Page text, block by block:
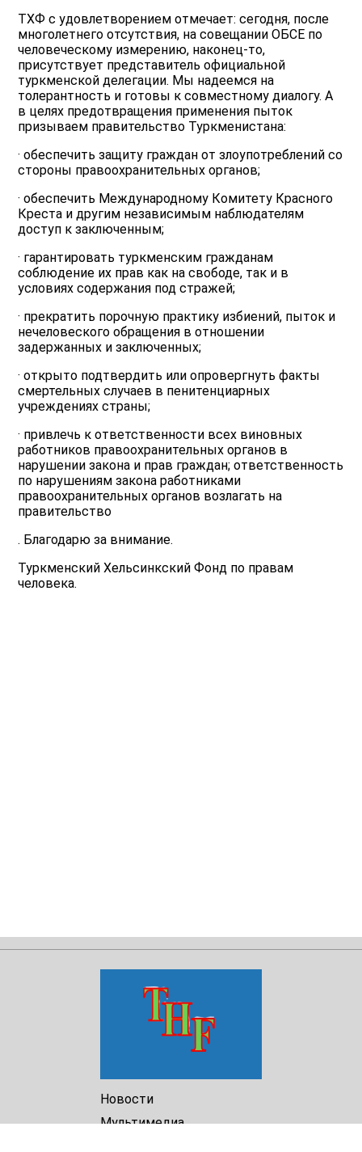
ТХФ с удовлетворением отмечает: сегодня, после
многолетнего отсутствия, на совещании ОБСЕ по
человеческому измерению, наконец-то,
присутствует представитель официальной
туркменской делегации. Мы надеемся на
толерантность и готовы к совместному диалогу. А
в целях предотвращения применения пыток
призываем правительство Туркменистана:
· обеспечить защиту граждан от злоупотреблений со
стороны правоохранительных органов;
· oбеспечить Международному Комитету Красного
Креста и другим независимым наблюдателям
доступ к заключенным;
· гарантировать туркменским гражданам
соблюдение их прав как на свободе, так и в
условиях содержания под стражей;
· прекратить порочную практику избиений, пыток и
нечеловеского обращения в отношении
задержанных и заключенных;
· открыто подтвердить или опровергнуть факты
смертельных случаев в пенитенциарных
учреждениях страны;
· привлечь к ответственности всех виновных
работников правоохранительных органов в
нарушении закона и прав граждан; ответственность
по нарушениям закона работниками
правоохранительных органов возлагать на
правительство
. Благодарю за внимание.
Туркменский Хельсинкский Фонд по правам
человека.
Новости
Мультимедиа